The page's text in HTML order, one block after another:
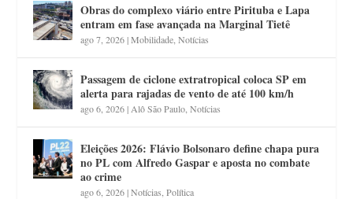
Obras do complexo viário entre Pirituba e Lapa
entram em fase avançada na Marginal Tietê
ago 7, 2026|Mobilidade ,Notícias
Passagem de ciclone extratropical coloca SP em
alerta para rajadas de vento de até 100 km/h
ago 6, 2026| Alô São Paulo ,Notícias
Eleições 2026: Flávio Bolsonaro define chapa pura
no PL com Alfredo Gaspar e aposta no combate
ao crime
ago 6, 2026|Notícias ,Política